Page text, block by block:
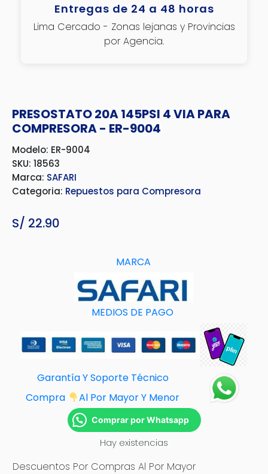
Entregas de 24 a 48 horas
Lima Cercado - Zonas lejanas y Provincias
por Agencia.
PRESOSTATO 20A 145PSI 4 VIA PARA
COMPRESORA - ER-9004
Modelo: ER-9004
SKU: 18563
Marca: SAFARI
Categoria: Repuestos para Compresora
S/ 22.90
MARCA
MEDIOS DE PAGO
Garantía Y Soporte Técnico
Compra
Al Por Mayor Y Menor
Comprar por Whatsapp
Hay existencias
Descuentos Por Compras Al Por Mayor